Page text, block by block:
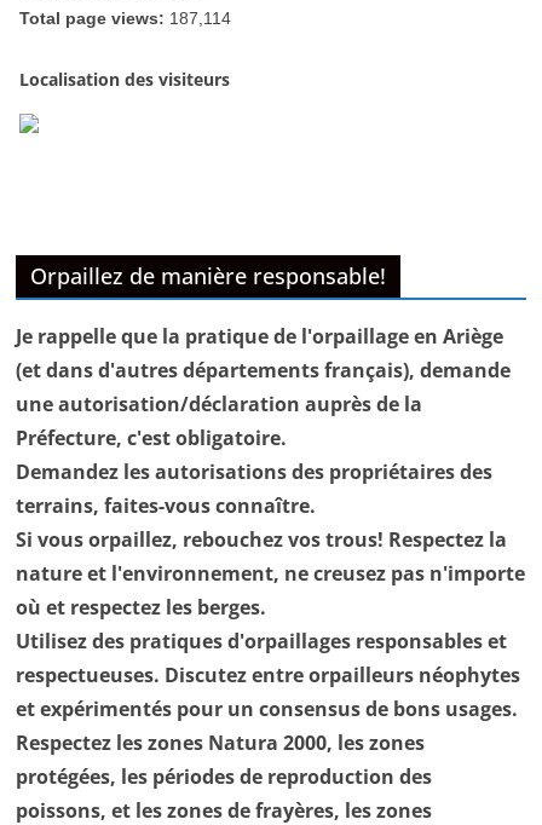
Total page views: 187,114
Localisation des visiteurs
Orpaillez de manière responsable!
Je rappelle que la pratique de l'orpaillage en Ariège
(et dans d'autres départements français), demande
une autorisation/déclaration auprès de la
Préfecture, c'est obligatoire.
Demandez les autorisations des propriétaires des
terrains, faites-vous connaître.
Si vous orpaillez, rebouchez vos trous! Respectez la
nature et l'environnement, ne creusez pas n'importe
où et respectez les berges.
Utilisez des pratiques d'orpaillages responsables et
respectueuses. Discutez entre orpailleurs néophytes
et expérimentés pour un consensus de bons usages.
Respectez les zones Natura 2000, les zones
protégées, les périodes de reproduction des
poissons, et les zones de frayères, les zones